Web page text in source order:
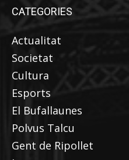
CATEGORIES
Actualitat
Societat
Cultura
Esports
El Bufallaunes
Polvus Talcu
Gent de Ripollet